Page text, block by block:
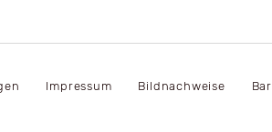
Impressum Bildnachweise